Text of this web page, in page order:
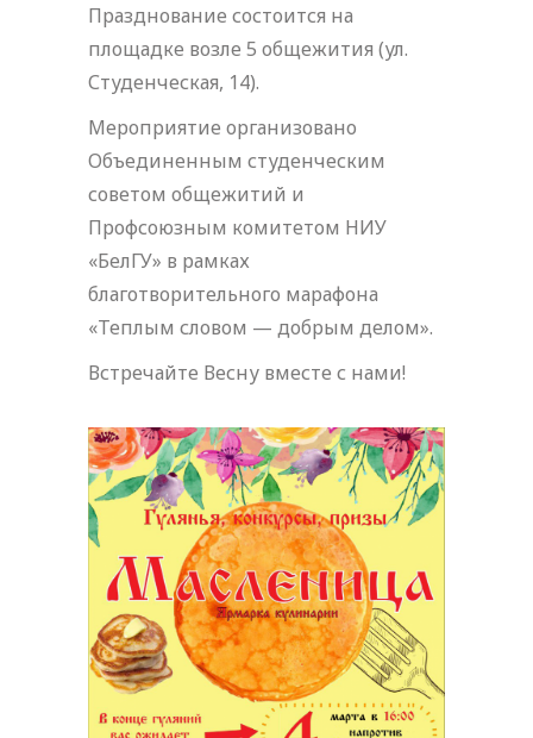
Празднование состоится на
площадке возле 5 общежития (ул.
Студенческая, 14).
Мероприятие организовано
Объединенным студенческим
советом общежитий и
Профсоюзным комитетом НИУ
«БелГУ» в рамках
благотворительного марафона
«Теплым словом — добрым делом».
Встречайте Весну вместе с нами!